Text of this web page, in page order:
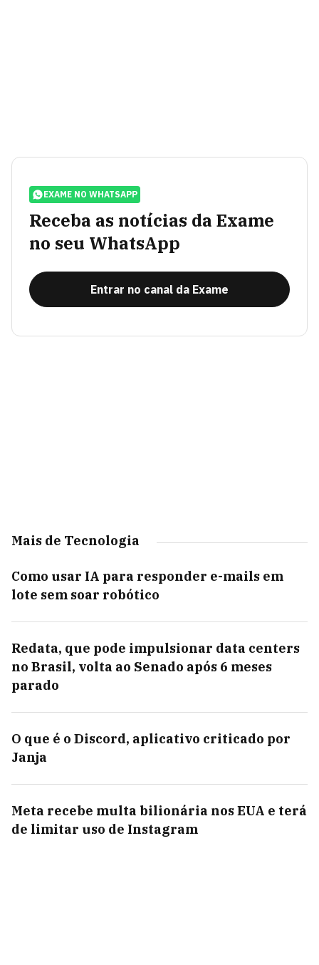
EXAME NO WHATSAPP
Receba as notícias da Exame
no seu WhatsApp
Entrar no canal da Exame
Mais de Tecnologia
Como usar IA para responder e-mails em
lote sem soar robótico
Redata, que pode impulsionar data centers
no Brasil, volta ao Senado após 6 meses
parado
O que é o Discord, aplicativo criticado por
Janja
Meta recebe multa bilionária nos EUA e terá
de limitar uso de Instagram